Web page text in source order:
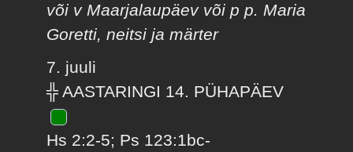
või v Maarjalaupäev või p p. Maria
Goretti, neitsi ja märter
7. juuli
╬ AASTARINGI 14. PÜHAPÄEV
Hs 2:2-5; Ps 123:1bc-